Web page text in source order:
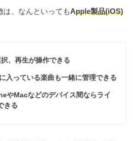
は、なんといってもApple製品(iOS)
、再生が操作できる
入っている楽曲も一緒に管理できる
やMacなどのデバイス間ならライ
きる